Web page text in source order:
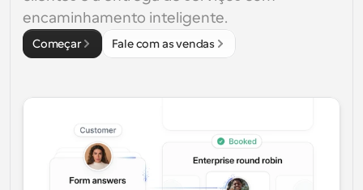
encaminhamento inteligente.
Começar Fale com as vendas